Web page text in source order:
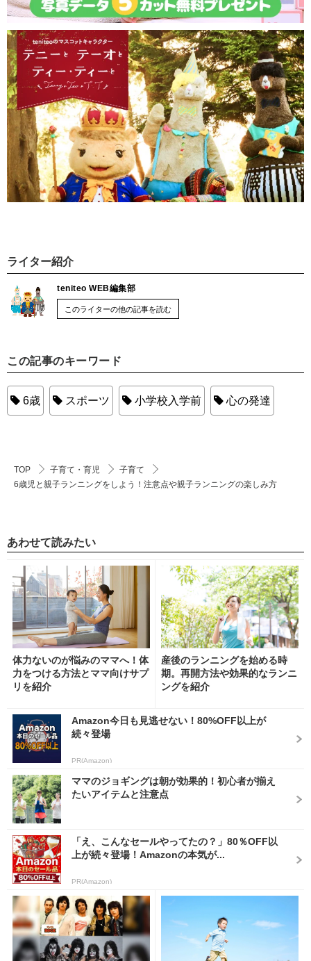
ライター紹介
teniteo WEB編集部
このライターの他の記事を読む
この記事のキーワード
6歳 スポーツ 小学校入学前 心の発達
TOP 子育て・育児
子育て
6歳児と親子ランニングをしよう！注意点や親子ランニングの楽しみ方
あわせて読みたい
体力ないのが悩みのママへ！体
力をつける方法とママ向けサプ
リを紹介
産後のランニングを始める時
期。再開方法や効果的なランニ
ングを紹介
Amazon今日も見逃せない！80%OFF以上が
続々登場
PR(Amazon)
ママのジョギングは朝が効果的！初心者が揃え
たいアイテムと注意点
「え、こんなセールやってたの？」80％OFF以
上が続々登場！Amazonの本気が...
PR(Amazon)